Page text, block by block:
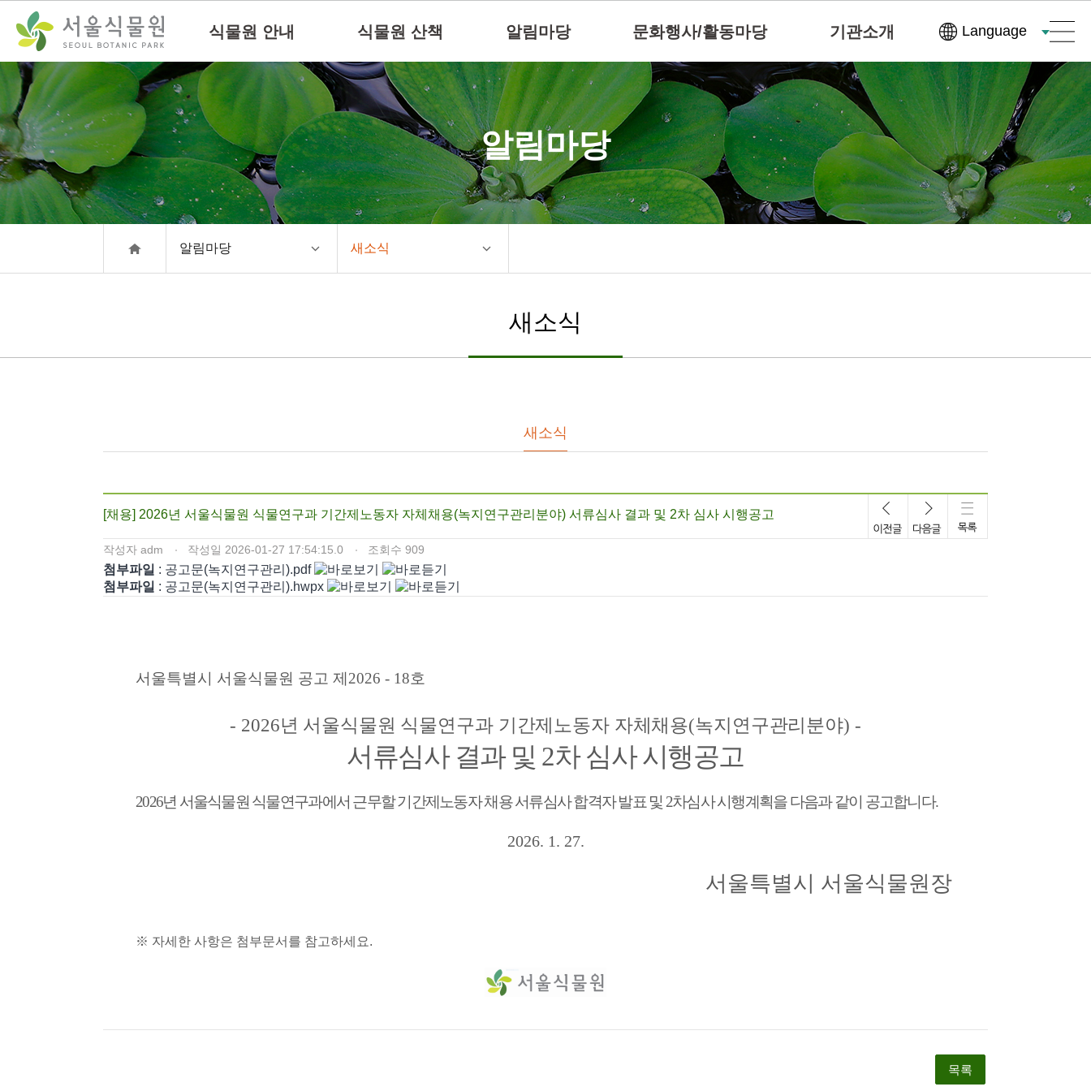
바
가
기
본문으로
바로가기
식물원 안내 식물원 산책 알림마당 문화행사/활동마당 기관소개 Language
알림마당
알림마당 새소식
새소식
새소식
[채용] 2026년 서울식물원 식물연구과 기간제노동자 자체채용(녹지연구관리분야) 서류심사 결과 및 2차 심사 시행공고
작성자 adm 작성일 2026-01-27 17:54:15.0 조회수 909
첨부파일 : 공고문(녹지연구관리).pdf
첨부파일 : 공고문(녹지연구관리).hwpx
서울특별시 서울식물원 공고 제 2026 - 18호
- 2026년 서울식물원 식물연구과 기간제노동자 자체채용(녹지연구관리분야) -
서류심사 결과 및 2차 심사 시행공고
2026년 서울식물원 식물연구과에서 근무할 기간제노동자 채용 서류심사 합격자 발표 및 2차심사 시행계획을 다음과 같이 공고합니다.
2026. 1. 27.
서울특별시 서울식물원장
※ 자세한 사항은 첨부문서를 참고하세요.
목록